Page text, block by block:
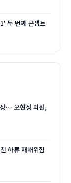
두 번째 콘셉트
… 오현정 의원,
하류 재해위험